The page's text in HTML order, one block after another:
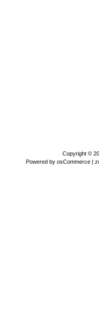
Copyright ©
Powered by osCommerce |